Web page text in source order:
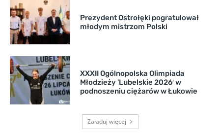
Prezydent Ostrołęki pogratulował
młodym mistrzom Polski
XXXII Ogólnopolska Olimpiada
Młodzieży 'Lubelskie 2026′ w
podnoszeniu ciężarów w Łukowie
Załaduj więcej